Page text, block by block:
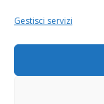
Gestisci servizi
Copyright ©